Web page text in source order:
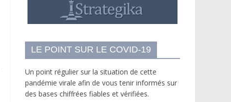
LE POINT SUR LE COVID-19
Un point régulier sur la situation de cette
pandémie virale afin de vous tenir informés sur
des bases chiffrées fiables et vérifiées.